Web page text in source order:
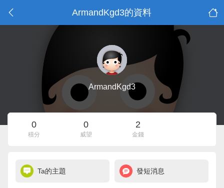
ArmandKgd3的資料
ArmandKgd3
0
積分
0
威望
2
金錢
Ta的主題 發短消息